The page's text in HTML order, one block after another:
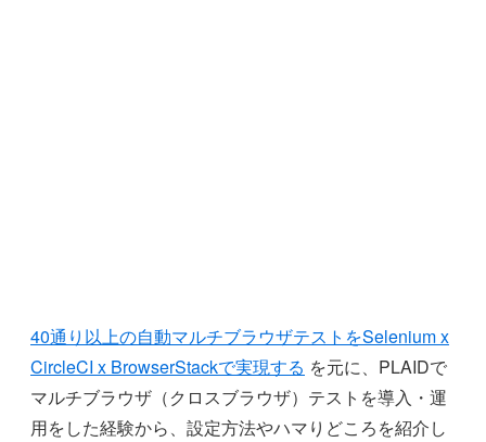
40通り以上の自動マルチブラウザテストをSelenium x
CircleCI x BrowserStackで実現する を元に、PLAIDで
マルチブラウザ（クロスブラウザ）テストを導入・運
用をした経験から、設定方法やハマりどころを紹介し